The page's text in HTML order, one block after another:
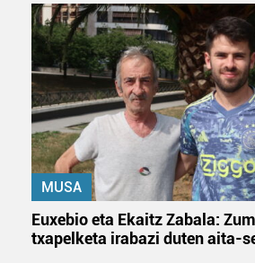
MUSA
Euxebio eta Ekaitz Zabala:
txapelketa irabazi duten aita-